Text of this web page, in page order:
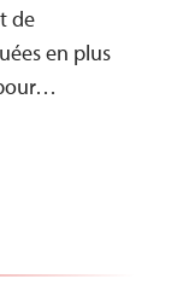
de
en plus